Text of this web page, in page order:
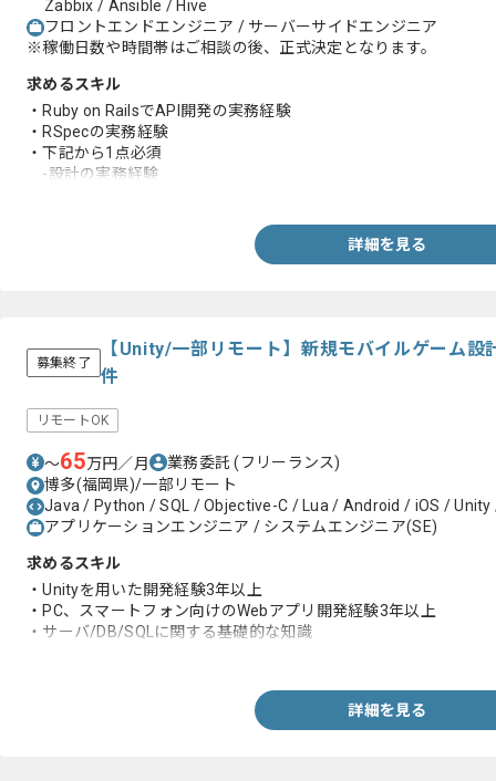
Zabbix / Ansible / Hive
フロントエンドエンジニア / サーバーサイドエンジニア
※稼働日数や時間帯はご相談の後、正式決定となります。
求めるスキル
・Ruby on RailsでAPI開発の実務経験
・RSpecの実務経験
・下記から1点必須
-設計の実務経験
-モダンなアーキテクチャ設計や技術選定の実務経験
-課題解決や業務改善および効率化の実務経験
詳細を見る
募集終了
【Unity/一部リモート】新規モバイルゲーム設
件
リモートOK
〜65万円／月 業務委託(フリーランス)
博多(福岡県)/一部リモート
Java / Python / SQL / Objective-C / Lua / Android / iOS /
アプリケーションエンジニア / システムエンジニア(SE)
求めるスキル
・Unityを用いた開発経験3年以上
・PC、スマートフォン向けのWebアプリ開発経験3年以上
・サーバ/DB/SQLに関する基礎的な知識
詳細を見る